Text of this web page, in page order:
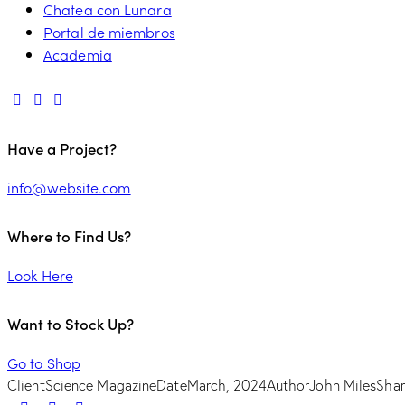
Chatea con Lunara
Portal de miembros
Academia
Have a Project?
info@website.com
Where to Find Us?
Look Here
Want to Stock Up?
Go to Shop
ClientScience MagazineDateMarch, 2024AuthorJohn Miles